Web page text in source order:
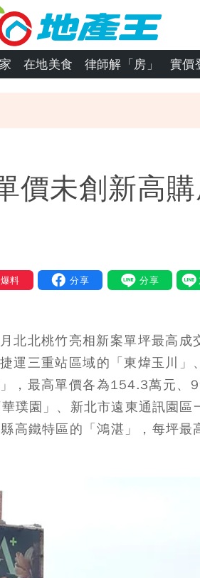
在地美食 律師解「房」 實價
顏面盡失
口號
價未創新高
料
北北桃竹亮相新案單坪最高成
運三重站區域的「東煒玉川」
，最高單價各為154.3萬元、
璞園」、新北市遠東通訊園區
高鐵特區的「鴻湛」，每坪最